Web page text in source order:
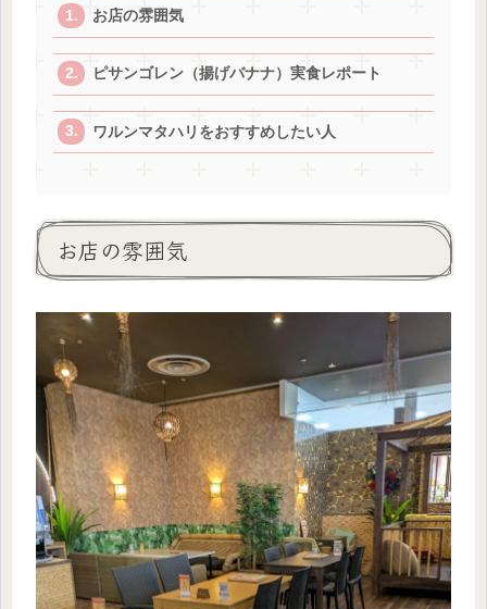
お店の雰囲気
ピサンゴレン（揚げバナナ）実食レポート
ワルンマタハリをおすすめしたい人
お店の雰囲気